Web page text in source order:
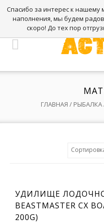
ГЛАВНАЯ / РЫБАЛКА
УДИЛИЩЕ
BEASTMASTER CX
200G)
Спасибо за интерес к нашему
наполнения, мы будем
скоро! До тех пор